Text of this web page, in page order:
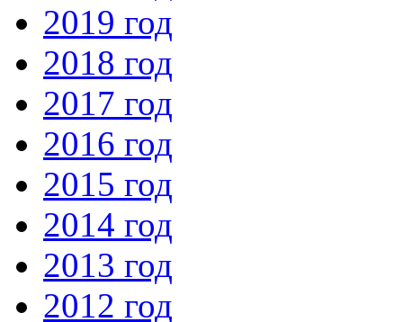
2019 год
2018 год
2017 год
2016 год
2015 год
2014 год
2013 год
2012 год